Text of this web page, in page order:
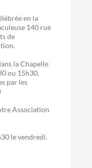
en la
140 rue
de
la Chapelle
ou 15h30.
par les
Association
le vendredi.